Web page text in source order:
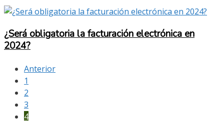
¿Será obligatoria la facturación electrónica en
2024?
Anterior
1
2
3
4